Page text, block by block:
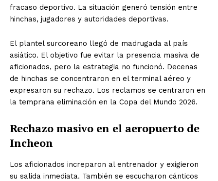
fracaso deportivo. La situación generó tensión entre
hinchas, jugadores y autoridades deportivas.
El plantel surcoreano llegó de madrugada al país
asiático. El objetivo fue evitar la presencia masiva de
aficionados, pero la estrategia no funcionó. Decenas
de hinchas se concentraron en el terminal aéreo y
expresaron su rechazo. Los reclamos se centraron en
la temprana eliminación en la Copa del Mundo 2026.
Rechazo masivo en el aeropuerto de
Incheon
Los aficionados increparon al entrenador y exigieron
su salida inmediata. También se escucharon cánticos